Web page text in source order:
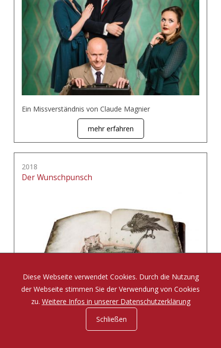
Ein Missverständnis von Claude Magnier
mehr erfahren
2018
Der Wunschpunsch
Eine Zauberposse von Michael Ende
Diese Webseite verwendet Cookies. Durch die Nutzung
der Webseite stimmen Sie der Verwendung von Cookies
zu. Weitere Infos in unserer Datenschutzerklärung
Schließen